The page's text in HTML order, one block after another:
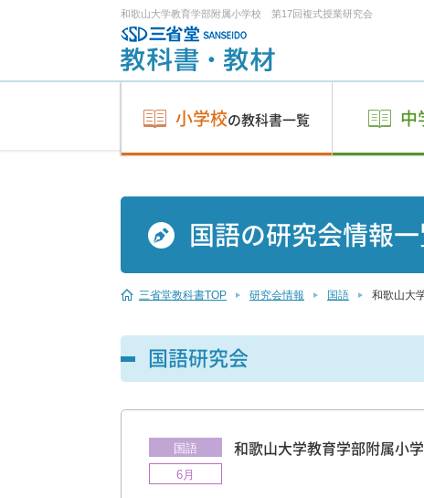
和歌山大学教育学部附属小学校 第17回複式授業研究会
小学校の教科書一覧 中
国語の研究会情報一
三省堂教科書TOP 研究会情報 国語 和歌山大
国語研究会
国語
6月
和歌山大学教育学部附属小